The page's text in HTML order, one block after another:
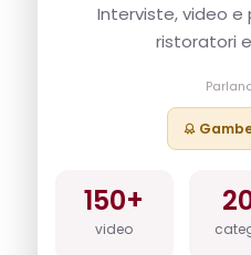
Interviste, video
ristoratori
150+
video